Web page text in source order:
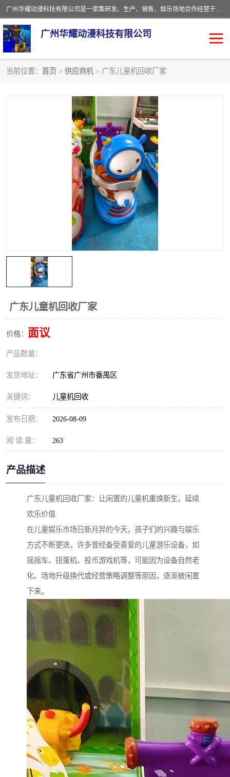
广州华耀动漫科技有限公司是一家集研发、生产、销售、娱乐场地合作经营于一体的动漫游戏公司。本公司拥有一支年轻化集研发生产到售后服务的队伍，及时地为客户提供、赚钱的产品。本公司以雄厚的实力、合理的价格、优良的服务与多家企业建立了长期的合作关系。热诚欢迎各界前来参观、考察、洽谈业务。目前公司经营的产品有：各种捕渔游戏机系列，大型模拟机系列、轮盘机系列、连线机系列、框体机系列、玛莉机系列等。
广州华耀动漫科技有限公司
当前位置： 首页 > 供应商机 > 广东儿童机回收厂家
广东儿童机回收厂家
价格： 面议
产品数量：
发货地址： 广东省广州市番禺区
关键词： 儿童机回收
发布日期： 2026-08-09
阅 读 量： 263
产品描述
广东儿童机回收厂家：让闲置的儿童机重焕新生，延续
欢乐价值
在儿童娱乐市场日新月异的今天，孩子们的兴趣与娱乐
方式不断更迭，许多曾经备受喜爱的儿童游乐设备，如
摇摇车、扭蛋机、投币游戏机等，可能因为设备自然老
化、场地升级换代或经营策略调整等原因，逐渐被闲置
下来。
电玩城回收
儿童机回收
*机回收